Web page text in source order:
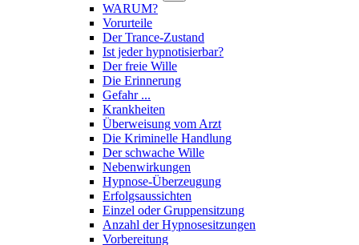
WARUM?
Vorurteile
Der Trance-Zustand
Ist jeder hypnotisierbar?
Der freie Wille
Die Erinnerung
Gefahr ...
Krankheiten
Überweisung vom Arzt
Die Kriminelle Handlung
Der schwache Wille
Nebenwirkungen
Hypnose-Überzeugung
Erfolgsaussichten
Einzel oder Gruppensitzung
Anzahl der Hypnosesitzungen
Vorbereitung